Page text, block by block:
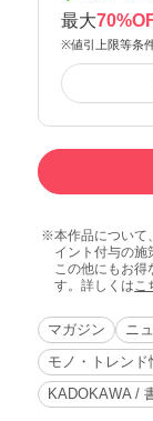
最大
※値引上限等条
本作品について
イント付与の施
この他にもお得
す。詳しくはこ
マガジン ニ
モノ・トレンド
KADOKAWA /